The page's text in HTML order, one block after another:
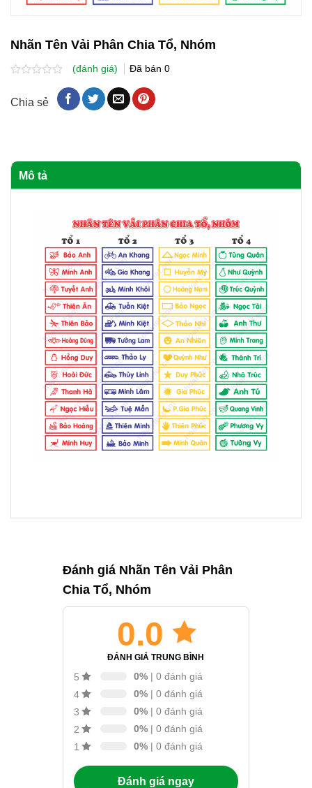
Nhãn Tên Vải Phân Chia Tổ, Nhóm
xếp
hạng
(đánh giá) Đã bán 0
Chia sẻ
Mô tả
Đánh giá Nhãn Tên Vải Phân
Chia Tổ, Nhóm
0.0
ĐÁNH GIÁ TRUNG BÌNH
5 0% | 0 đánh giá
4
0% | 0 đánh giá
3
0% | 0 đánh giá
2
0% | 0 đánh giá
1
0% | 0 đánh giá
Đánh giá ngay